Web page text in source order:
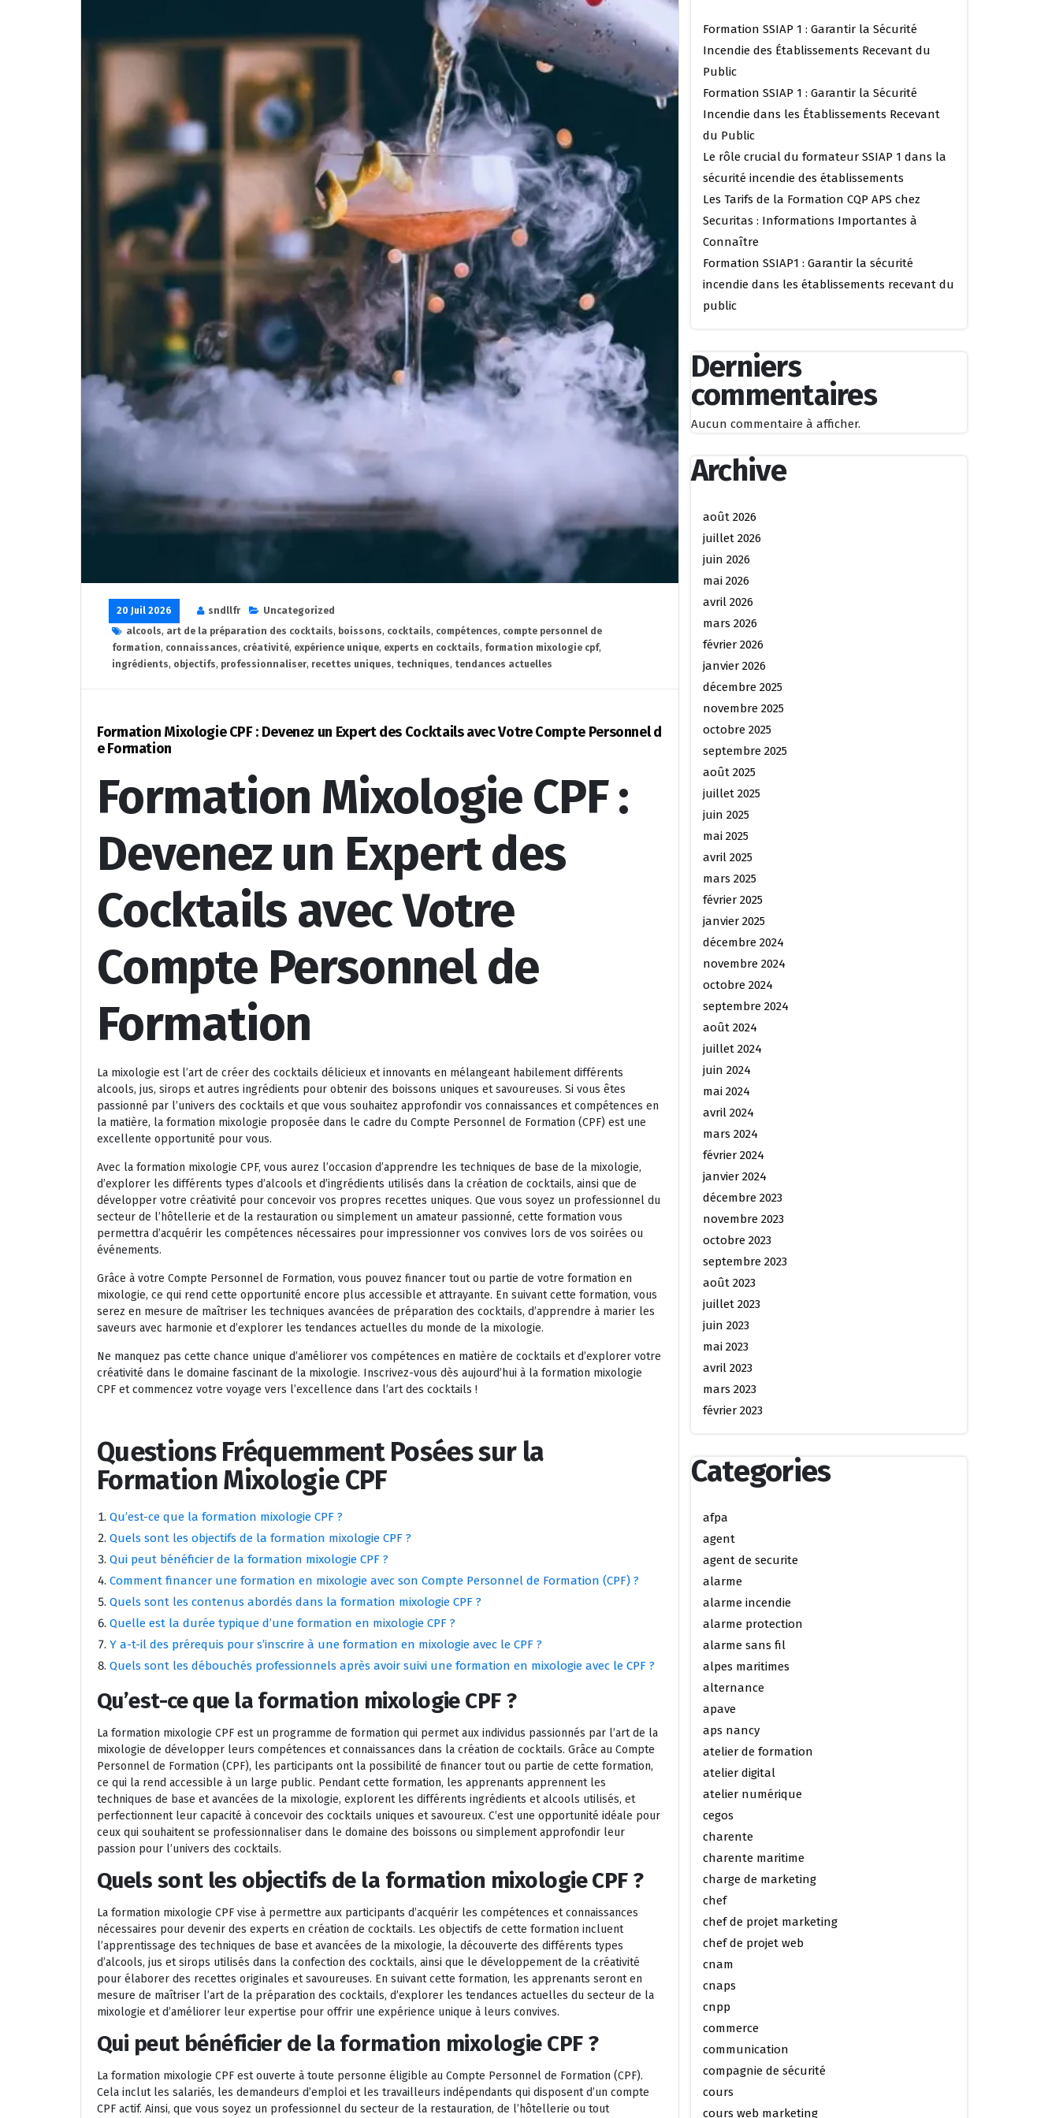
20 Juil 2026 sndllfr
Uncategorized
alcools, art de la préparation des cocktails, boissons, cocktails, compétences, compte personnel de
formation, connaissances, créativité, expérience unique, experts en cocktails, formation mixologie cpf,
ingrédients, objectifs, professionnaliser, recettes uniques, techniques, tendances actuelles
Formation Mixologie CPF : Devenez un Expert des Cocktails avec Votre Compte Personnel d
e Formation
Formation Mixologie CPF :
Devenez un Expert des
Cocktails avec Votre
Compte Personnel de
Formation
La mixologie est l’art de créer des cocktails délicieux et innovants en mélangeant habilement différents
alcools, jus, sirops et autres ingrédients pour obtenir des boissons uniques et savoureuses. Si vous êtes
passionné par l’univers des cocktails et que vous souhaitez approfondir vos connaissances et compétences en
la matière, la formation mixologie proposée dans le cadre du Compte Personnel de Formation (CPF) est une
excellente opportunité pour vous.
Avec la formation mixologie CPF, vous aurez l’occasion d’apprendre les techniques de base de la mixologie,
d’explorer les différents types d’alcools et d’ingrédients utilisés dans la création de cocktails, ainsi que de
développer votre créativité pour concevoir vos propres recettes uniques. Que vous soyez un professionnel du
secteur de l’hôtellerie et de la restauration ou simplement un amateur passionné, cette formation vous
permettra d’acquérir les compétences nécessaires pour impressionner vos convives lors de vos soirées ou
événements.
Grâce à votre Compte Personnel de Formation, vous pouvez financer tout ou partie de votre formation en
mixologie, ce qui rend cette opportunité encore plus accessible et attrayante. En suivant cette formation, vous
serez en mesure de maîtriser les techniques avancées de préparation des cocktails, d’apprendre à marier les
saveurs avec harmonie et d’explorer les tendances actuelles du monde de la mixologie.
Ne manquez pas cette chance unique d’améliorer vos compétences en matière de cocktails et d’explorer votre
créativité dans le domaine fascinant de la mixologie. Inscrivez-vous dès aujourd’hui à la formation mixologie
CPF et commencez votre voyage vers l’excellence dans l’art des cocktails !
Questions Fréquemment Posées sur la
Formation Mixologie CPF
Qu’est-ce que la formation mixologie CPF ?
Quels sont les objectifs de la formation mixologie CPF ?
Qui peut bénéficier de la formation mixologie CPF ?
Comment financer une formation en mixologie avec son Compte Personnel de Formation (CPF) ?
Quels sont les contenus abordés dans la formation mixologie CPF ?
Quelle est la durée typique d’une formation en mixologie CPF ?
Y a-t-il des prérequis pour s’inscrire à une formation en mixologie avec le CPF ?
Quels sont les débouchés professionnels après avoir suivi une formation en mixologie avec le CPF ?
Qu’est-ce que la formation mixologie CPF ?
La formation mixologie CPF est un programme de formation qui permet aux individus passionnés par l’art de la
mixologie de développer leurs compétences et connaissances dans la création de cocktails. Grâce au Compte
Personnel de Formation (CPF), les participants ont la possibilité de financer tout ou partie de cette formation,
ce qui la rend accessible à un large public. Pendant cette formation, les apprenants apprennent les
techniques de base et avancées de la mixologie, explorent les différents ingrédients et alcools utilisés, et
perfectionnent leur capacité à concevoir des cocktails uniques et savoureux. C’est une opportunité idéale pour
ceux qui souhaitent se professionnaliser dans le domaine des boissons ou simplement approfondir leur
passion pour l’univers des cocktails.
Quels sont les objectifs de la formation mixologie CPF ?
La formation mixologie CPF vise à permettre aux participants d’acquérir les compétences et connaissances
nécessaires pour devenir des experts en création de cocktails. Les objectifs de cette formation incluent
l’apprentissage des techniques de base et avancées de la mixologie, la découverte des différents types
d’alcools, jus et sirops utilisés dans la confection des cocktails, ainsi que le développement de la créativité
pour élaborer des recettes originales et savoureuses. En suivant cette formation, les apprenants seront en
mesure de maîtriser l’art de la préparation des cocktails, d’explorer les tendances actuelles du secteur de la
mixologie et d’améliorer leur expertise pour offrir une expérience unique à leurs convives.
Qui peut bénéficier de la formation mixologie CPF ?
La formation mixologie CPF est ouverte à toute personne éligible au Compte Personnel de Formation (CPF).
Cela inclut les salariés, les demandeurs d’emploi et les travailleurs indépendants qui disposent d’un compte
CPF actif. Ainsi, que vous soyez un professionnel du secteur de la restauration, de l’hôtellerie ou tout
Formation SSIAP 1 : Garantir la Sécurité
Incendie des Établissements Recevant du
Public
Formation SSIAP 1 : Garantir la Sécurité
Incendie dans les Établissements Recevant
du Public
Le rôle crucial du formateur SSIAP 1 dans la
sécurité incendie des établissements
Les Tarifs de la Formation CQP APS chez
Securitas : Informations Importantes à
Connaître
Formation SSIAP1 : Garantir la sécurité
incendie dans les établissements recevant du
public
Derniers
commentaires
Aucun commentaire à afficher.
Archive
août 2026
juillet 2026
juin 2026
mai 2026
avril 2026
mars 2026
février 2026
janvier 2026
décembre 2025
novembre 2025
octobre 2025
septembre 2025
août 2025
juillet 2025
juin 2025
mai 2025
avril 2025
mars 2025
février 2025
janvier 2025
décembre 2024
novembre 2024
octobre 2024
septembre 2024
août 2024
juillet 2024
juin 2024
mai 2024
avril 2024
mars 2024
février 2024
janvier 2024
décembre 2023
novembre 2023
octobre 2023
septembre 2023
août 2023
juillet 2023
juin 2023
mai 2023
avril 2023
mars 2023
février 2023
Categories
afpa
agent
agent de securite
alarme
alarme incendie
alarme protection
alarme sans fil
alpes maritimes
alternance
apave
aps nancy
atelier de formation
atelier digital
atelier numérique
cegos
charente
charente maritime
charge de marketing
chef
chef de projet marketing
chef de projet web
cnam
cnaps
cnpp
commerce
communication
compagnie de sécurité
cours
cours web marketing